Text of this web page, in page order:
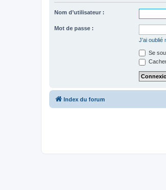
Nom d’utilisateur :
Mot de passe :
J’ai
Se
Index du forum